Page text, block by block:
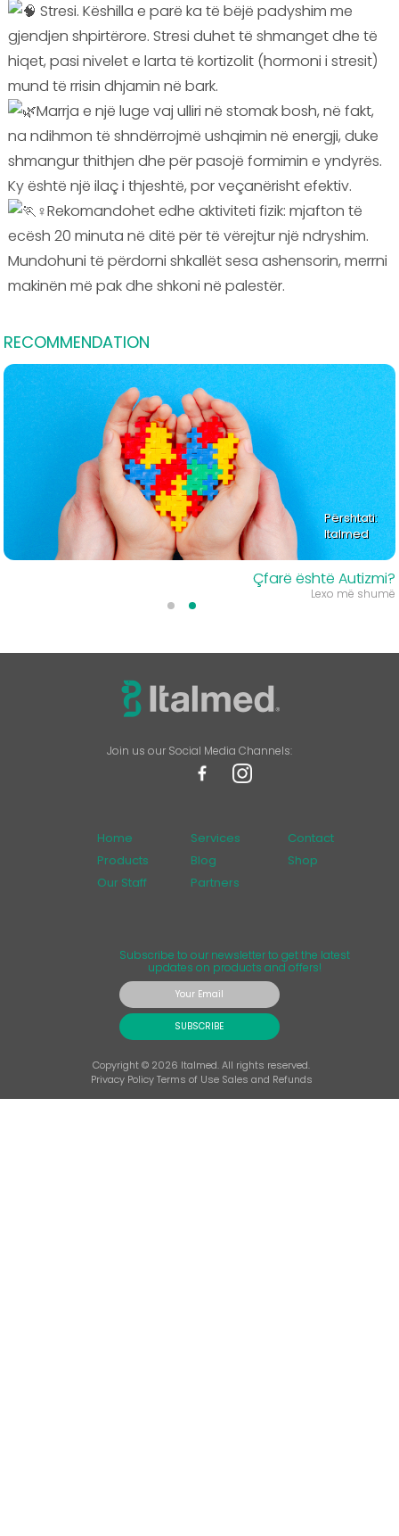
Stresi. Këshilla e parë ka të bëjë padyshim me
gjendjen shpirtërore. Stresi duhet të shmanget dhe të
hiqet, pasi nivelet e larta të kortizolit (hormoni i stresit)
mund të rrisin dhjamin në bark.
Marrja e një luge vaj ulliri në stomak bosh, në fakt,
na ndihmon të shndërrojmë ushqimin në energji, duke
shmangur thithjen dhe për pasojë formimin e yndyrës.
Ky është një ilaç i thjeshtë, por veçanërisht efektiv.
Rekomandohet edhe aktiviteti fizik: mjafton të
ecësh 20 minuta në ditë për të vërejtur një ndryshim.
Mundohuni të përdorni shkallët sesa ashensorin, merrni
makinën më pak dhe shkoni në palestër.
RECOMMENDATION
Përshtati:
Italmed
Çfarë është Autizmi?
Lexo më shumë
Join us our Social Media Channels:
Home
Products
Our Staff
Services
Blog
Partners
Contact
Shop
Subscribe to our newsletter to get the latest
updates on products and offers!
SUBSCRIBE
Copyright © 2026 Italmed. All rights reserved.
Privacy PolicyTerms of Use Sales and Refunds